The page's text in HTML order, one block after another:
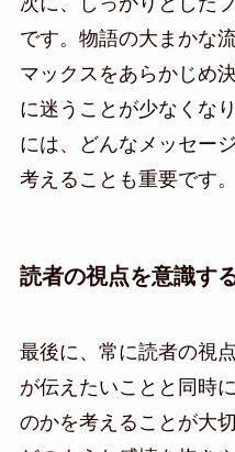
です。物語の大まかな
マックスをあらかじめ
に迷うことが少なくな
には、どんなメッセー
考えることも重要です。
読者の視点を意識す
最後に、常に読者の視
が伝えたいことと同時
のかを考えることが大